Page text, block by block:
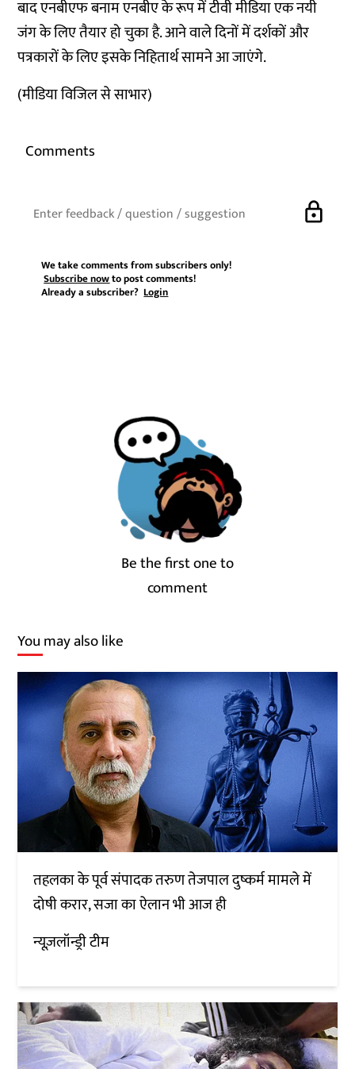
बाद एनबीएफ बनाम एनबीए के रूप में टीवी मीडिया एक नयी
जंग के लिए तैयार हो चुका है. आने वाले दिनों में दर्शकों और
पत्रकारों के लिए इसके निहितार्थ सामने आ जाएंगे.
(मीडिया विजिल से साभार)
Comments
lock
We take comments from subscribers only!
Subscribe nowto post comments!
Already a subscriber?Login
Be the first one to
comment
You may also like
तहलका के पूर्व संपादक तरुण तेजपाल दुष्कर्म मामले में
दोषी करार, सजा का ऐलान भी आज ही
न्यूज़लॉन्ड्री टीम